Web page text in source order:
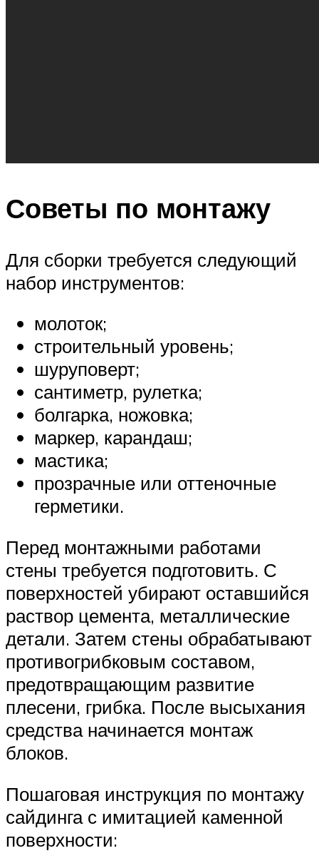
Советы по монтажу
Для сборки требуется следующий
набор инструментов:
молоток;
строительный уровень;
шуруповерт;
сантиметр, рулетка;
болгарка, ножовка;
маркер, карандаш;
мастика;
прозрачные или оттеночные
герметики.
Перед монтажными работами
стены требуется подготовить. С
поверхностей убирают оставшийся
раствор цемента, металлические
детали. Затем стены обрабатывают
противогрибковым составом,
предотвращающим развитие
плесени, грибка. После высыхания
средства начинается монтаж
блоков.
Пошаговая инструкция по монтажу
сайдинга с имитацией каменной
поверхности: